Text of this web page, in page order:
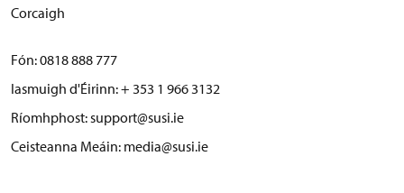
Corcaigh
Fón:0818 888 777
Iasmuigh d'Éirinn: + 353 1 966 3132
Ríomhphost:support@susi.ie
Ceisteanna Meáin: media@susi.ie